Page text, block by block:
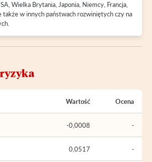
Wielka Brytania, Japonia, Niemcy, Francja,
także w innych państwach rozwiniętych czy na
Wartość Ocena
-0,0008 -
0,0517 -